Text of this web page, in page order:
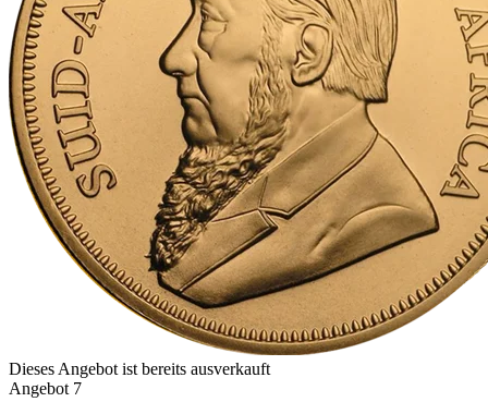
Dieses Angebot ist bereits ausverkauft
Angebot 7